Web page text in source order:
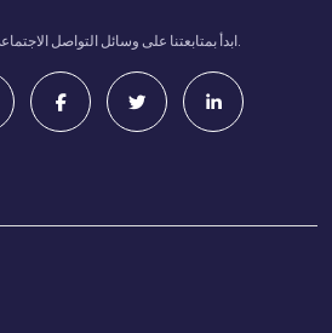
ابدأ بمتابعتنا على وسائل التواصل الاجتماعي وكن أول من يعرف.